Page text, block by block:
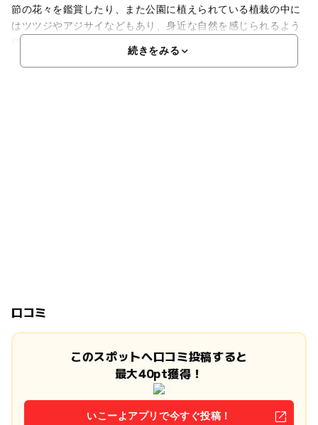
節の花々を鑑賞したり、また公園に植えられている植栽の中に
はツツジやアジサイなどもあり、身近な自然を感じられるよう
続きをみる
口コミ
このスポットへ口コミ投稿すると
最大40pt獲得！
いこーよアプリで今すぐ投稿！